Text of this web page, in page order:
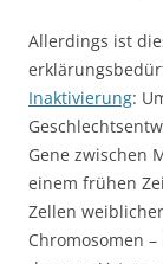
Allerdings ist
Inaktivierung:
Gene zwischen
einem frühen
Zellen
Chromosomen